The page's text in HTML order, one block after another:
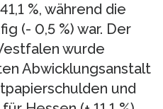
%, während die
(- 0,5 %) war. Der
wurde
Abwicklungsanstalt
und